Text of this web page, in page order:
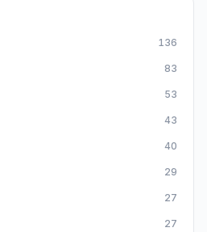
136
83
53
43
40
29
27
27